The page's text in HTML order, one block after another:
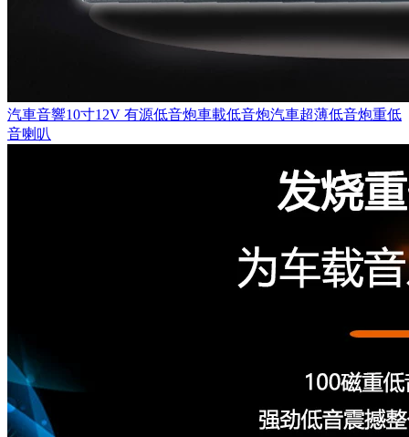
汽車音響10寸12V 有源低音炮車載低音炮汽車超薄低音炮重低
音喇叭